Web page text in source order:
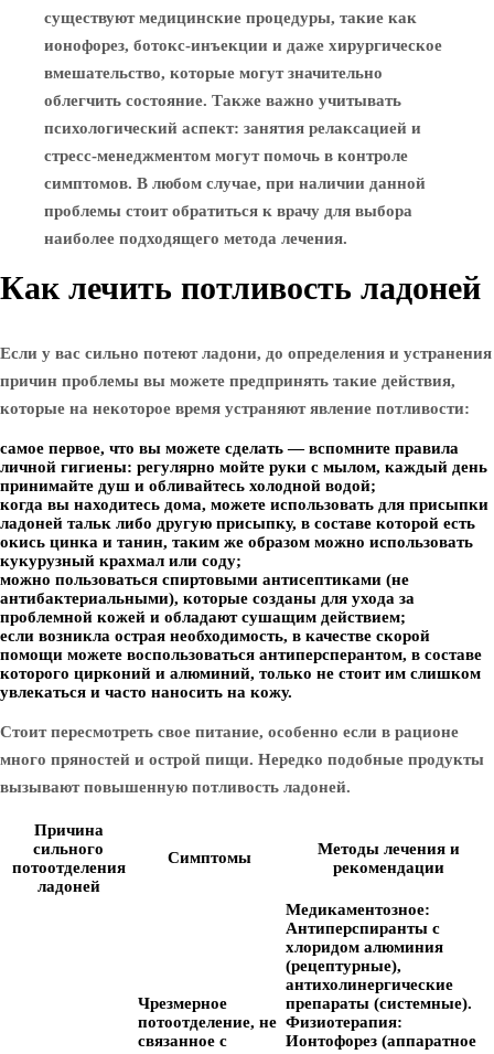
существуют медицинские процедуры, такие как
ионофорез, ботокс-инъекции и даже хирургическое
вмешательство, которые могут значительно
облегчить состояние. Также важно учитывать
психологический аспект: занятия релаксацией и
стресс-менеджментом могут помочь в контроле
симптомов. В любом случае, при наличии данной
проблемы стоит обратиться к врачу для выбора
наиболее подходящего метода лечения.
Как лечить потливость ладоней
Если у вас сильно потеют ладони, до определения и устранения
причин проблемы вы можете предпринять такие действия,
которые на некоторое время устраняют явление потливости:
самое первое, что вы можете сделать — вспомните правила
личной гигиены: регулярно мойте руки с мылом, каждый день
принимайте душ и обливайтесь холодной водой;
когда вы находитесь дома, можете использовать для присыпки
ладоней тальк либо другую присыпку, в составе которой есть
окись цинка и танин, таким же образом можно использовать
кукурузный крахмал или соду;
можно пользоваться спиртовыми антисептиками (не
антибактериальными), которые созданы для ухода за
проблемной кожей и обладают сушащим действием;
если возникла острая необходимость, в качестве скорой
помощи можете воспользоваться антиперсперантом, в составе
которого цирконий и алюминий, только не стоит им слишком
увлекаться и часто наносить на кожу.
Стоит пересмотреть свое питание, особенно если в рационе
много пряностей и острой пищи. Нередко подобные продукты
вызывают повышенную потливость ладоней.
Причина
сильного
потоотделения
ладоней
Симптомы
Методы лечения и
рекомендации
Чрезмерное
потоотделение, не
связанное с
Медикаментозное:
Антиперспиранты с
хлоридом алюминия
(рецептурные),
антихолинергические
препараты (системные).
Физиотерапия:
Ионтофорез (аппаратное